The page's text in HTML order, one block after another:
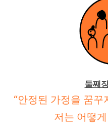
둘째
“안정된 가정을 꿈
저는 어떻